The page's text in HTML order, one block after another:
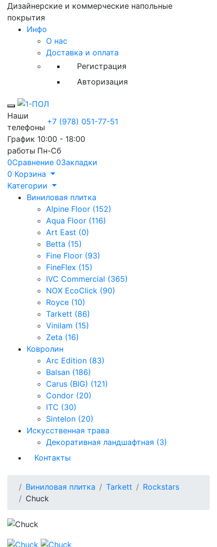
Дизайнерские и коммерческие напольные
покрытия
Инфо
О нас
Доставка и оплата
Регистрация
Авторизация
Toggle mobile menu
Наши
телефоны
+7 (978) 051-77-51
График
работы
10:00 - 18:00
Пн-Сб
0Сравнение 0Закладки
0 Корзина
Категории
Виниловая плитка
Alpine Floor (152)
Aqua Floor (116)
Art East (0)
Betta (15)
Fine Floor (93)
FineFlex (15)
IVC Commercial (365)
NOX EcoClick (90)
Royce (10)
Tarkett (86)
Vinilam (15)
Zeta (16)
Ковролин
Arc Edition (83)
Balsan (186)
Carus (BIG) (121)
Condor (20)
ITC (30)
Sintelon (20)
Искусственная трава
Декоративная ландшафтная (3)
Контакты
Виниловая плитка Tarkett
Rockstars
Chuck